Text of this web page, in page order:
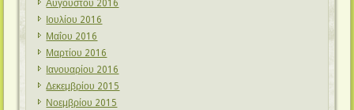
Αυγούστου 2016
Ιουλίου 2016
Μαΐου 2016
Μαρτίου 2016
Ιανουαρίου 2016
Δεκεμβρίου 2015
Νοεμβρίου 2015